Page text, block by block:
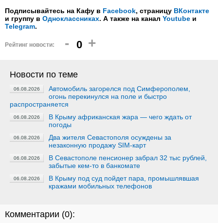
Подписывайтесь на Кафу в Facebook, страницу ВКонтакте
и группу в Одноклассниках. А также на канал Youtube и
Telegram.
Рейтинг новости: - 0 +
Новости по теме
06.08.2026
Автомобиль загорелся под Симферополем,
огонь перекинулся на поле и быстро
распространяется
06.08.2026
В Крыму африканская жара — чего ждать от
погоды
06.08.2026
Два жителя Севастополя осуждены за
незаконную продажу SIM-карт
06.08.2026
В Севастополе пенсионер забрал 32 тыс рублей,
забытые кем-то в банкомате
06.08.2026
В Крыму под суд пойдет пара, промышлявшая
кражами мобильных телефонов
Комментарии (0):